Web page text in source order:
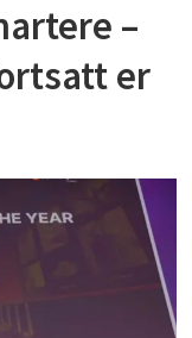
–
er